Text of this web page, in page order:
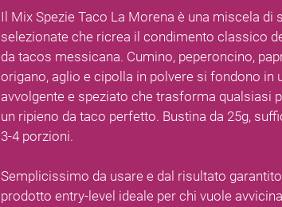
Il Mix Spezie Taco La Morena è una miscela di
selezionate che ricrea il condimento classico
da tacos messicana. Cumino, peperoncino,
origano, aglio e cipolla in polvere si fondono in
avvolgente e speziato che trasforma qualsiasi
un ripieno da taco perfetto. Bustina da 25g,
3-4 porzioni.
Semplicissimo da usare e dal risultato
prodotto entry-level ideale per chi vuole